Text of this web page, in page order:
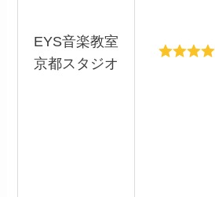
EYS音楽教室
京都スタジオ